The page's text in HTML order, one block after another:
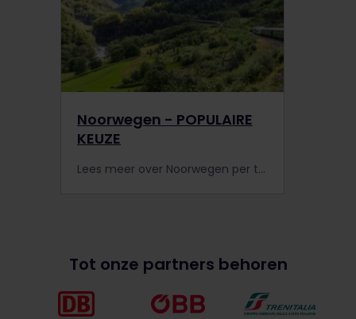
Noorwegen - POPULAIRE
KEUZE
Lees meer over Noorwegen per trein, inclusief informatie over bezienswaardigheden, spoorinformatie en extra pasvoordelen, en ga op zoek naar accommodatie.
Tot onze partners behoren